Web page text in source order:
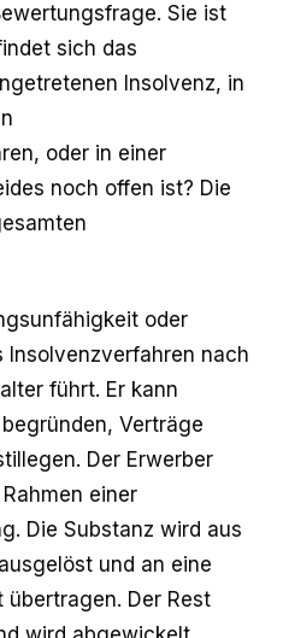
Sie ist
sich das
Insolvenz, in
oder in einer
noch offen ist? Die
oder
Insolvenzverfahren nach
führt. Er kann
Verträge
Der Erwerber
einer
Die Substanz wird aus
und an eine
Der Rest